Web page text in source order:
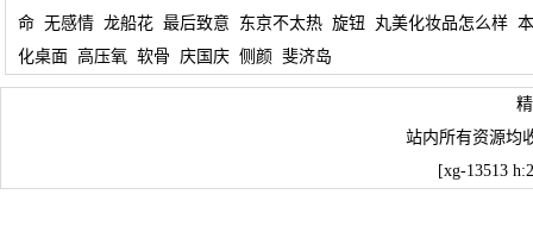
命 无感情 龙船花 最后致意 东京不太热 旋钮 丸美化妆品怎么样
化桌面
高压氧 软骨 庆国庆 侧颜 斐济岛
站内所有资源均
[xg-13513